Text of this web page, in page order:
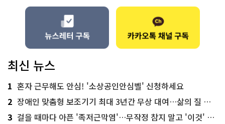
최신 뉴스
1 혼자 근무해도 안심! '소상공인안심벨' 신청하세요
2 장애인 맞춤형 보조기기 최대 3년간 무상 대여…삶의 질 높인다
3 걸을 때마다 아픈 '족저근막염'…무작정 참지 말고 '이것' 해보세요!